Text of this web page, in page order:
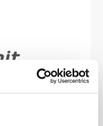
de costura
y con